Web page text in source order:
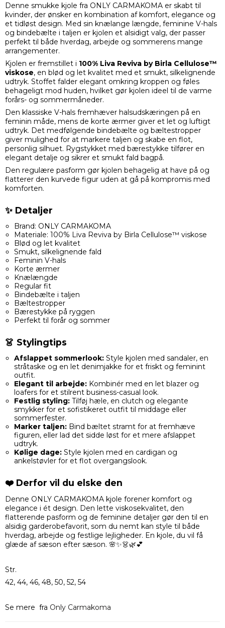
Denne smukke kjole fra ONLY CARMAKOMA er skabt til
kvinder, der ønsker en kombination af komfort, elegance og
et tidløst design. Med sin knælange længde, feminine V-hals
og bindebælte i taljen er kjolen et alsidigt valg, der passer
perfekt til både hverdag, arbejde og sommerens mange
arrangementer.
Kjolen er fremstillet i 100% Liva Reviva by Birla Cellulose™
viskose, en blød og let kvalitet med et smukt, silkelignende
udtryk. Stoffet falder elegant omkring kroppen og føles
behageligt mod huden, hvilket gør kjolen ideel til de varme
forårs- og sommermåneder.
Den klassiske V-hals fremhæver halsudskæringen på en
feminin måde, mens de korte ærmer giver et let og luftigt
udtryk. Det medfølgende bindebælte og bæltestropper
giver mulighed for at markere taljen og skabe en flot,
personlig silhuet. Rygstykket med bærestykke tilfører en
elegant detalje og sikrer et smukt fald bagpå.
Den regulære pasform gør kjolen behagelig at have på og
flatterer den kurvede figur uden at gå på kompromis med
komforten.
✨ Detaljer
Brand: ONLY CARMAKOMA
Materiale: 100% Liva Reviva by Birla Cellulose™ viskose
Blød og let kvalitet
Smukt, silkelignende fald
Feminin V-hals
Korte ærmer
Knælængde
Regular fit
Bindebælte i taljen
Bæltestropper
Bærestykke på ryggen
Perfekt til forår og sommer
👗 Stylingtips
Afslappet sommerlook:Style kjolen med sandaler, en
stråtaske og en let denimjakke for et friskt og feminint
outfit.
Elegant til arbejde:Kombinér med en let blazer og
loafers for et stilrent business-casual look.
Festlig styling:Tilføj hæle, en clutch og elegante
smykker for et sofistikeret outfit til middage eller
sommerfester.
Marker taljen:Bind bæltet stramt for at fremhæve
figuren, eller lad det sidde løst for et mere afslappet
udtryk.
Kølige dage:Style kjolen med en cardigan og
ankelstøvler for et flot overgangslook.
❤️ Derfor vil du elske den
Denne ONLY CARMAKOMA kjole forener komfort og
elegance i ét design. Den lette viskosekvalitet, den
flatterende pasform og de feminine detaljer gør den til en
alsidig garderobefavorit, som du nemt kan style til både
hverdag, arbejde og festlige lejligheder. En kjole, du vil få
glæde af sæson efter sæson. 🌸✨👗🌿💕
Str.
42, 44, 46, 48, 50, 52, 54
Se mere fra Only Carmakoma